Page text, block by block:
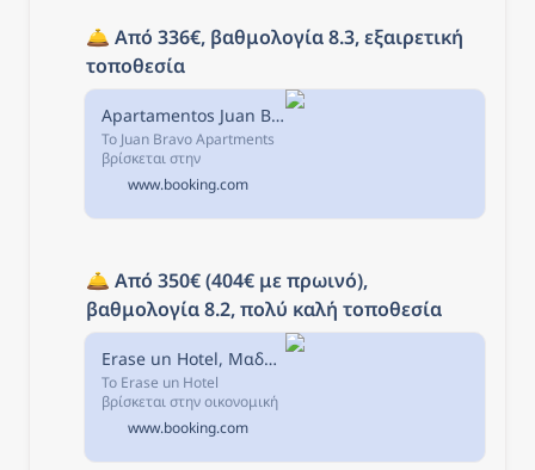
🛎️ Από 336€, βαθμολογία 8.3, εξαιρετική
τοποθεσία
Apartamentos Juan Bravo, Μαδρίτη, Ισπανία
Το Juan Bravo Apartments
βρίσκεται στην
αριστοκρατική περιοχή
Salamanca της Μαδρίτης
και διαθέτει κοινόχρηστη
www.booking.com
🛎️ Από 350€ (404€ με πρωινό),
βαθμολογία 8.2, πολύ καλή τοποθεσία
Erase un Hotel, Μαδρίτη, Ισπανία
Το Erase un Hotel
βρίσκεται στην οικονομική
περιοχή της Μαδρίτης και
παρέχει δωρεάν WiFi
υψηλής ταχύτητας και
www.booking.com